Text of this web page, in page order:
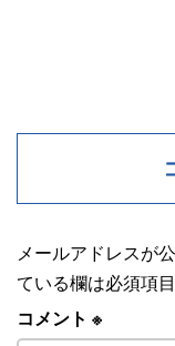
メールアドレスが
ている欄は必須項
コメント ※